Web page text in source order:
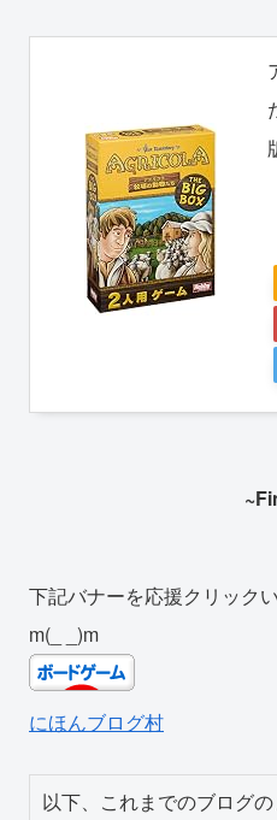
下記バナーを応援クリック
m(_ _)m
にほんブログ村